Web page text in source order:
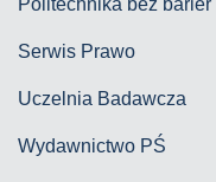
Politechnika bez barier
Serwis Prawo
Uczelnia Badawcza
Wydawnictwo PŚ